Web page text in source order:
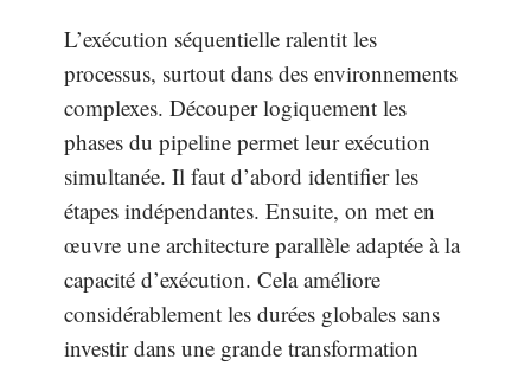
L’exécution séquentielle ralentit les
processus, surtout dans des environnements
complexes. Découper logiquement les
phases du pipeline permet leur exécution
simultanée. Il faut d’abord identifier les
étapes indépendantes. Ensuite, on met en
œuvre une architecture parallèle adaptée à la
capacité d’exécution. Cela améliore
considérablement les durées globales sans
investir dans une grande transformation